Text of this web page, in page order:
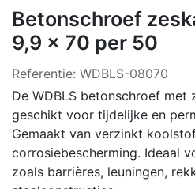
Betonschroef
9,9 x 70 per 50
Referentie: WDBLS-08070
De WDBLS betonschroef met
geschikt voor tijdelijke en
Gemaakt van verzinkt
corrosiebescherming. Ideaal
zoals barrières, leuningen,